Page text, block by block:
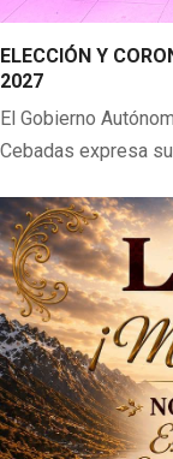
ELECCIÓN Y
2027
El Gobierno
Cebadas expresa